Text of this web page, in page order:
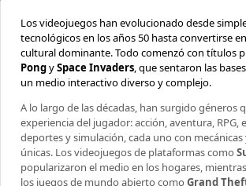
Los videojuegos han evolucionado desde
tecnológicos en los años 50 hasta convertirse
cultural dominante. Todo comenzó con títulos
PongySpace Invaders, que sentaron las
un medio interactivo diverso y complejo.
A lo largo de las décadas, han surgido géneros
experiencia del jugador: acción, aventura, RPG,
deportes y simulación, cada uno con
únicas. Los videojuegos de plataformas como
popularizaron el medio en los hogares,
los juegos de mundo abierto como Grand